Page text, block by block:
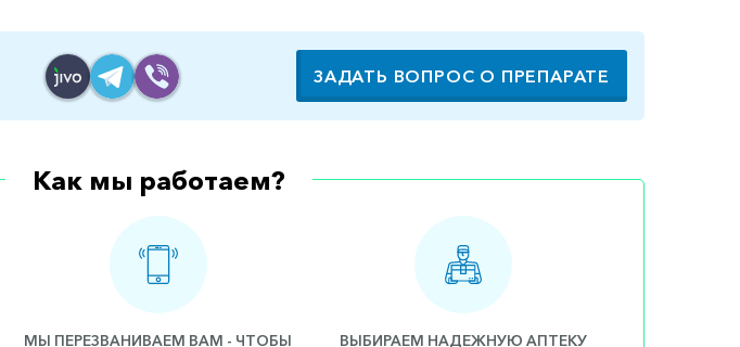
ЗАДАТЬ ВОПРОС О ПРЕПАРАТЕ
Как мы работаем?
МЫ ПЕРЕЗВАНИВАЕМ ВАМ - ЧТОБЫ
ВЫБИРАЕМ НАДЕЖНУЮ АПТЕКУ